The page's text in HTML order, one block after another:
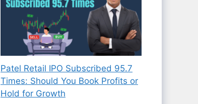
Patel Retail IPO Subscribed 95.7
Times: Should You Book Profits or
Hold for Growth